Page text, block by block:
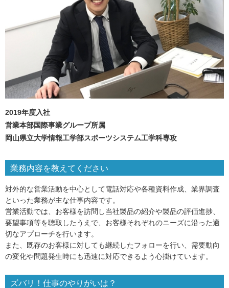
2019年度入社
営業本部国際事業グループ所属
岡山県立大学情報工学部スポーツシステム工学科専攻
業務内容を教えてください
対外的な営業活動を中心として電話対応や各種資料作成、業界調査
といった業務が主な仕事内容です。
営業活動では、お客様を訪問し当社製品の紹介や製品の評価進捗、
要望事項等を聴取したうえで、お客様それぞれのニーズに沿った適
切なアプローチを行います。
また、既存のお客様に対しても継続したフォローを行い、需要動向
の変化や問題発生時にも迅速に対応できるよう心掛けています。
ズバリ！仕事のやりがいは？